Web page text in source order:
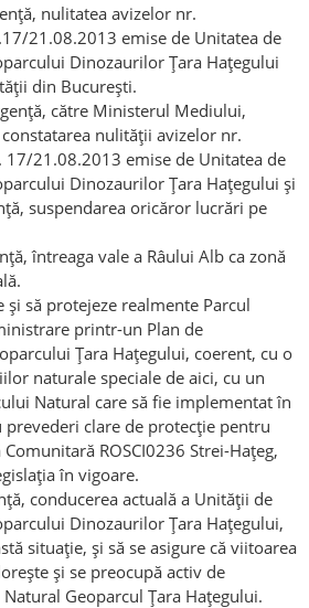
nulitatea avizelor nr.
21.08.2013 emise de Unitatea de
Dinozaurilor Țara Hațegului
din București.
către Ministerul Mediului,
nulității avizelor nr.
21.08.2013 emise de Unitatea de
Dinozaurilor Țara Hațegului și
suspendarea oricăror lucrări pe
întreaga vale a Râului Alb ca zonă
și să protejeze realmente Parcul
printr-un Plan de
Țara Hațegului, coerent, cu o
naturale speciale de aici, cu un
Natural care să fie implementat în
clare de protecție pentru
ROSCI0236 Strei-Hațeg,
în vigoare.
conducerea actuală a Unității de
Dinozaurilor Țara Hațegului,
situație, și să se asigure că viitoarea
și se preocupă activ de
Geoparcul Țara Hațegului.